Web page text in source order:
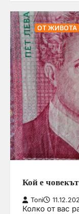
ОТ ЖИВОТА
Кой е
Toni
Колко от вас